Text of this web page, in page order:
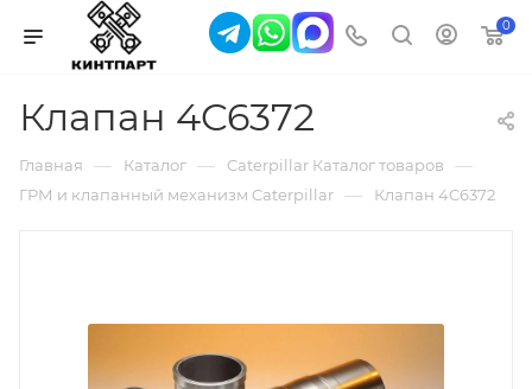
0
Клапан 4C6372
Главная — Каталог — Caterpillar Каталог товаров —
ГРМ и клапанный механизм Caterpillar — Клапан 4C6372